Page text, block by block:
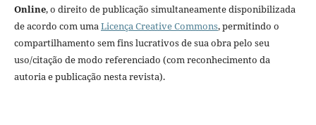
Online, o direito de publicação simultaneamente disponibilizada
de acordo com umaLicença Creative Commons, permitindo o
compartilhamento sem fins lucrativos de sua obra pelo seu
uso/citação de modo referenciado (com reconhecimento da
autoria e publicação nesta revista).